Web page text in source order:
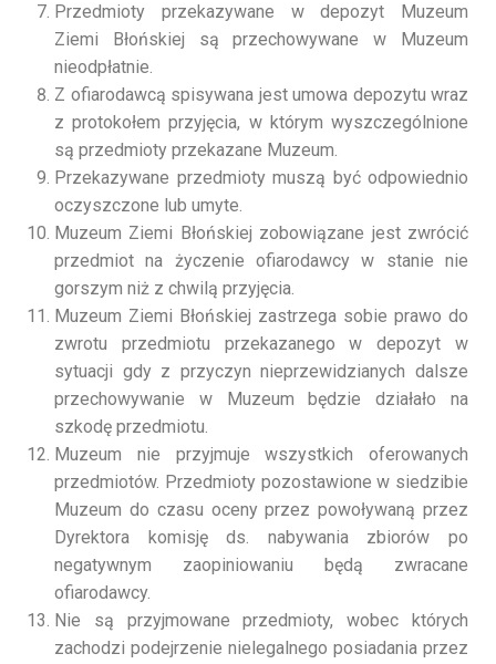
Przedmioty przekazywane w depozyt Muzeum
Ziemi Błońskiej są przechowywane w Muzeum
nieodpłatnie.
Z ofiarodawcą spisywana jest umowa depozytu wraz
z protokołem przyjęcia, w którym wyszczególnione
są przedmioty przekazane Muzeum.
Przekazywane przedmioty muszą być odpowiednio
oczyszczone lub umyte.
Muzeum Ziemi Błońskiej zobowiązane jest zwrócić
przedmiot na życzenie ofiarodawcy w stanie nie
gorszym niż z chwilą przyjęcia.
Muzeum Ziemi Błońskiej zastrzega sobie prawo do
zwrotu przedmiotu przekazanego w depozyt w
sytuacji gdy z przyczyn nieprzewidzianych dalsze
przechowywanie w Muzeum będzie działało na
szkodę przedmiotu.
Muzeum nie przyjmuje wszystkich oferowanych
przedmiotów. Przedmioty pozostawione w siedzibie
Muzeum do czasu oceny przez powoływaną przez
Dyrektora komisję ds. nabywania zbiorów po
negatywnym zaopiniowaniu będą zwracane
ofiarodawcy.
Nie są przyjmowane przedmioty, wobec których
zachodzi podejrzenie nielegalnego posiadania przez